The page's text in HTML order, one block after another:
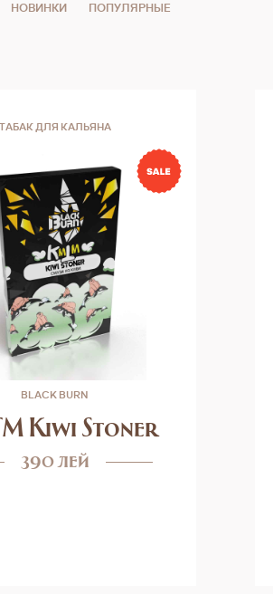
НОВИНКИ ПОПУЛЯРНЫЕ
ТАБАК ДЛЯ КАЛЬЯНА
BLACK BURN
Kiwi Stoner
390 лей